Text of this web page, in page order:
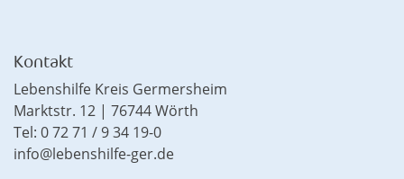
Kontakt
Lebenshilfe Kreis Germersheim
Marktstr. 12 | 76744 Wörth
Tel: 0 72 71 / 9 34 19-0
info@lebenshilfe-ger.de